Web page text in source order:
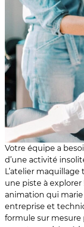
Votre équipe a
d’une activité
L’atelier
une piste à
animation qui
entreprise et
formule sur mesure